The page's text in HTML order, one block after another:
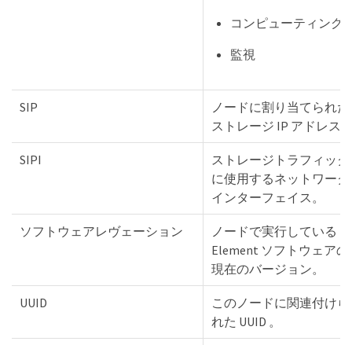
コンピューティング
監視
SIP
ノードに割り当てられた
ストレージ IP アドレス
SIPI
ストレージトラフィック
に使用するネットワーク
インターフェイス。
ソフトウェアレヴェーション
ノードで実行している
Element ソフトウェアの
現在のバージョン。
UUID
このノードに関連付けら
れた UUID 。